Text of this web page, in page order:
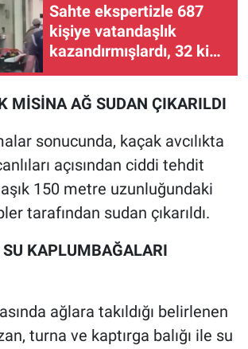
Sahte ekspertizle 687
kişiye vatandaşlık
kazandırmışlardı, 32 kişi
tutuklandı
MİSİNA AĞ SUDAN ÇIKARILDI
sonucunda, kaçak avcılıkta
açısından ciddi tehdit
150 metre uzunluğundaki
tarafından sudan çıkarıldı.
KAPLUMBAĞALARI
ağlara takıldığı belirlenen
turna ve kaptırga balığı ile su